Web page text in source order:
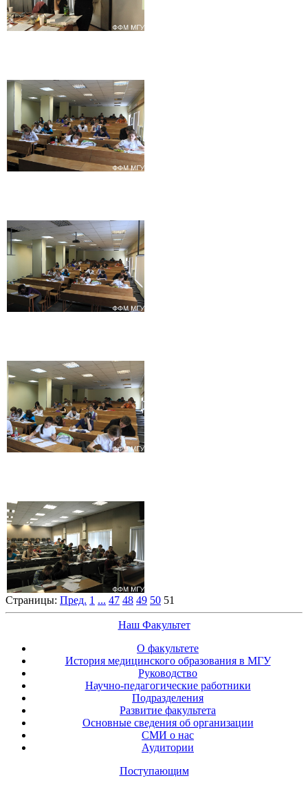
Страницы: Пред. 1 ... 47 48 49 50 51
Наш Факультет
О факультете
История медицинского образования в МГУ
Руководство
Научно-педагогические работники
Подразделения
Развитие факультета
Основные сведения об организации
СМИ о нас
Аудитории
Поступающим